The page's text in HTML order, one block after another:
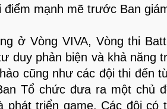
điểm mạnh mẽ trước Ban
ở Vòng VIVA, Vòng thi
duy phản biện và khả năng
cũng như các đội thi đến
Tổ chức đưa ra một chủ
phát triển game. Các đội có